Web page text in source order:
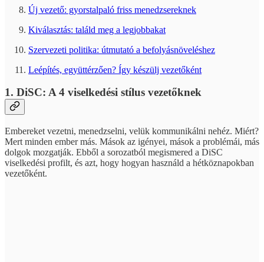
Új vezető: gyorstalpaló friss menedzsereknek
Kiválasztás: találd meg a legjobbakat
Szervezeti politika: útmutató a befolyásnöveléshez
Leépítés, együttérzően? Így készülj vezetőként
1. DiSC: A 4 viselkedési stílus vezetőknek
Embereket vezetni, menedzselni, velük kommunikálni nehéz. Miért?
Mert minden ember más. Mások az igényei, mások a problémái, más
dolgok mozgatják. Ebből a sorozatból megismered a DiSC
viselkedési profilt, és azt, hogy hogyan használd a hétköznapokban
vezetőként.